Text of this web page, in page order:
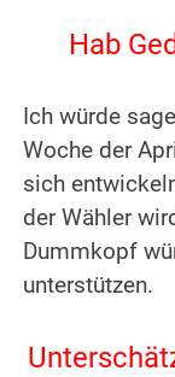
Hab
Ich würde
Woche der
sich
der Wähler
Dummkopf
unterstützen.